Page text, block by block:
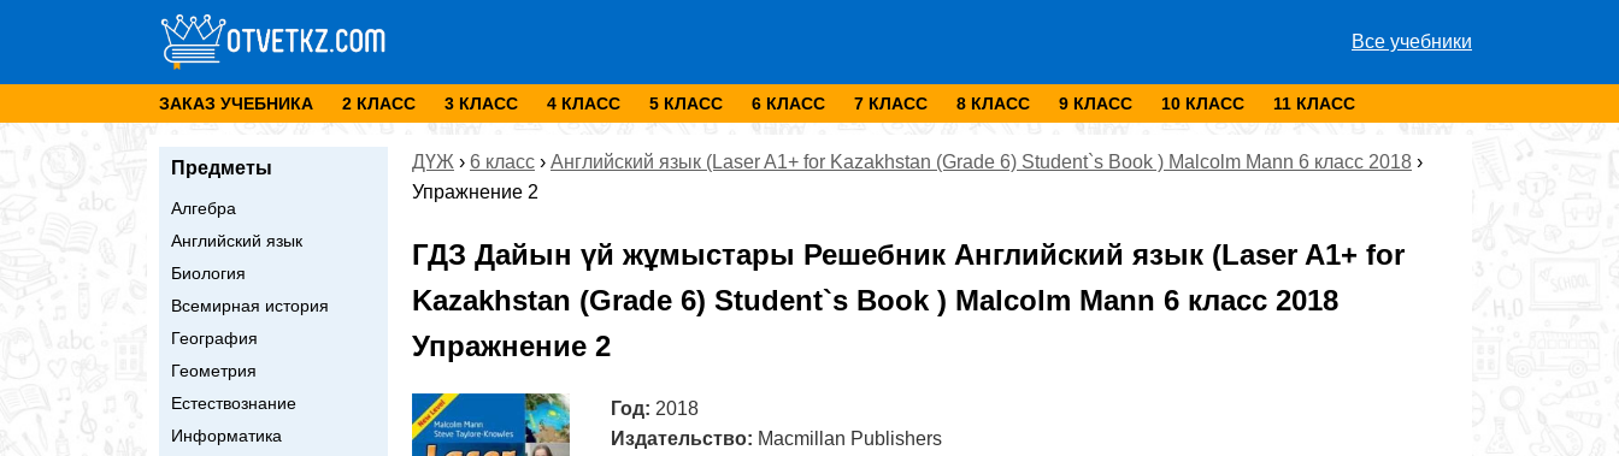
Все учебники
ЗАКАЗ УЧЕБНИКА 2 КЛАСС 3 КЛАСС 4 КЛАСС 5 КЛАСС 6 КЛАСС 7 КЛАСС 8 КЛАСС 9 КЛАСС 10 КЛАСС 11 КЛАСС
Предметы
Алгебра
Английский язык
Биология
Всемирная история
География
Геометрия
Естествознание
Информатика
ДҮЖ › 6 класс › Английский язык (Laser A1+ for Kazakhstan (Grade 6) Student`s Book ) Malcolm Mann 6 класс 2018 ›
Упражнение 2
ГДЗ Дайын үй жұмыстары Решебник Английский язык (Laser A1+ for
Kazakhstan (Grade 6) Student`s Book ) Malcolm Mann 6 класс 2018
Упражнение 2
Год: 2018
Издательство: Macmillan Publishers